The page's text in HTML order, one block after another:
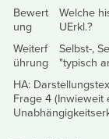
Bewert
ung
Welche
UErkl.?
Weiterf
ührung
Selbst-,
"typisch
HA:
Frage 4 (Inwieweit